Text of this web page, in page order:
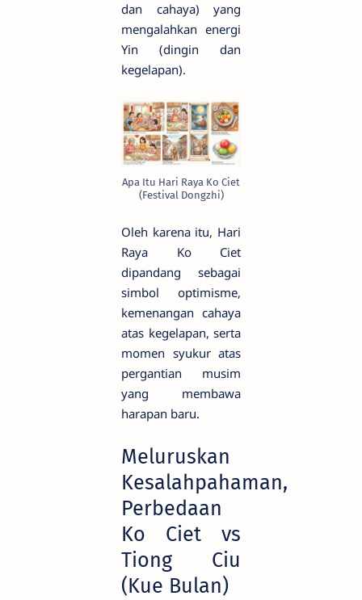
dan cahaya) yang
mengalahkan energi
Yin (dingin dan
kegelapan).
Apa Itu Hari Raya Ko Ciet
(Festival Dongzhi)
Oleh karena itu, Hari
Raya Ko Ciet
dipandang sebagai
simbol optimisme,
kemenangan cahaya
atas kegelapan, serta
momen syukur atas
pergantian musim
yang membawa
harapan baru.
Meluruskan
Kesalahpahaman,
Perbedaan
Ko Ciet vs
Tiong Ciu
(Kue Bulan)